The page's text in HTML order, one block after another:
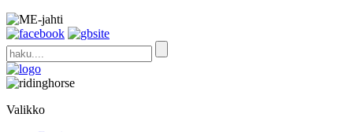
Valikko